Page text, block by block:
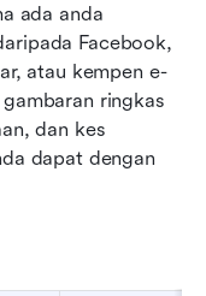
ada anda
Facebook,
atau kempen e-
ringkas
dan kes
dapat dengan